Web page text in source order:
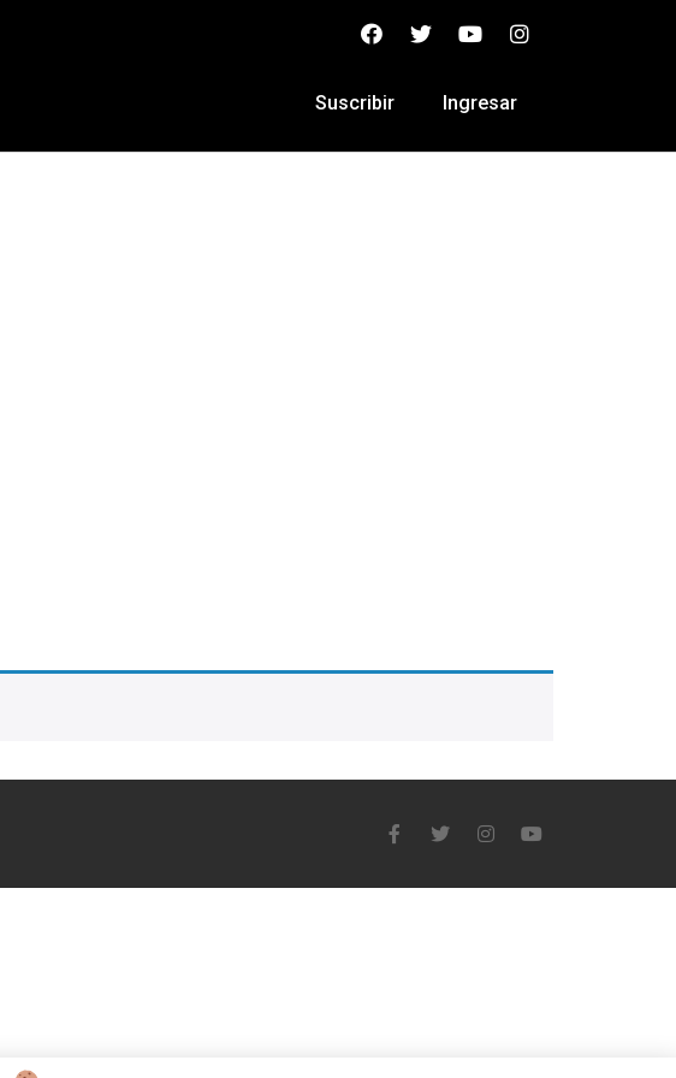
Suscribir Ingresar